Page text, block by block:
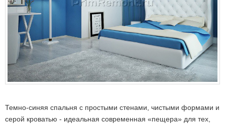
Темно-синяя спальня с простыми стенами, чистыми формами и
серой кроватью - идеальная современная «пещера» для тех,